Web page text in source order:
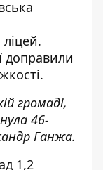
доправили
громаді,
46-
Ганжа.
1,2